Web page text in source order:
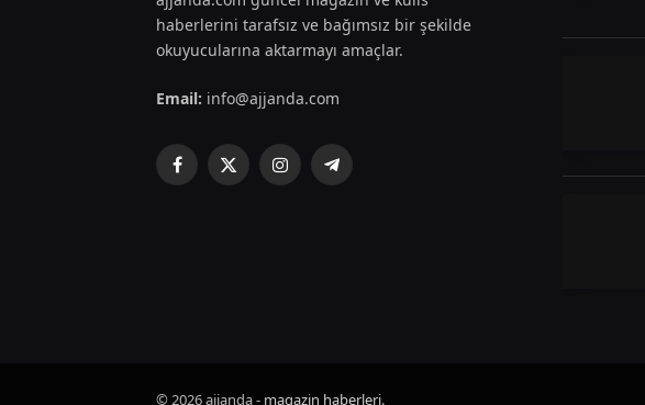
haberlerini tarafsız ve bağımsız bir şekilde
okuyucularına aktarmayı amaçlar.
Email: info@ajjanda.com
Facebook
X
InstagramTelegram
© 2026 ajjanda - magazin haberleri.